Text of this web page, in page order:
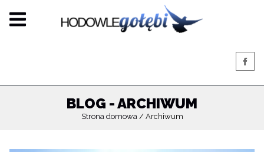
BLOG - ARCHIWUM
Strona domowa Archiwum